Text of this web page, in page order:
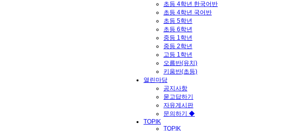
초등 4학년 한국어반
초등 4학년 국어반
초등 5학년
초등 6학년
중등 1학년
중등 2학년
고등 1학년
오름반(유치)
키움반(초등)
열린마당
공지사항
묻고답하기
자유게시판
문의하기 ◆
TOPIK
TOPIK